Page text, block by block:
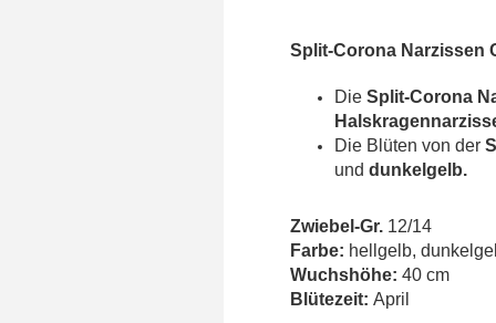
Split-Corona Narzissen
Die Split-Corona
Die Blüten von der
und dunkelgelb.
Zwiebel-Gr. 12/14
Farbe: hellgelb,
Wuchshöhe: 40 cm
Blütezeit: April